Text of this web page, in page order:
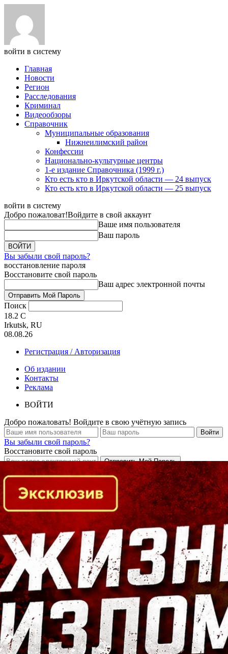
войти в систему
Главная
Новости
Регион
Расследования
Криминал
Видеообзоры
Справочник
Муниципальные образования
Нижнеилимский район
Конфессии
Национально-культурные центры
1-е издание Справочника (1999 г.)
Кто есть кто в Иркутской области — 24 выпуск
Кто есть кто в Иркутской области — 25 выпуск
войти в систему
Добро пожаловат!Войдите в свой аккаунт
Ваше имя пользователя
Ваш пароль
Вы забыли свой пароль?
восстановление пароля
Восстановите свой пароль
Ваш адрес электронной почты
Поиск
18.2 C
Irkutsk, RU
08.08.26
Регистрация / Авторизация
Об издании
Контакты
Реклама
ВОЙТИ
Добро пожаловать! Войдите в свою учётную запись
Вы забыли свой пароль?
Восстановите свой пароль
Кто есть кто в Байкальском регионе